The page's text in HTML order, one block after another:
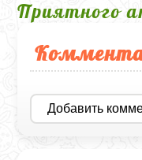
Приятного
Добавить